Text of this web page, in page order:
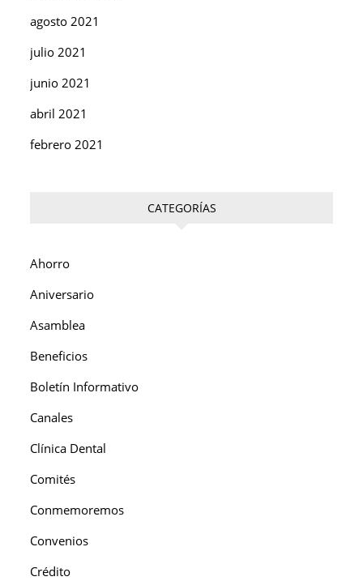
agosto 2021
julio 2021
junio 2021
abril 2021
febrero 2021
CATEGORÍAS
Ahorro
Aniversario
Asamblea
Beneficios
Boletín Informativo
Canales
Clínica Dental
Comités
Conmemoremos
Convenios
Crédito